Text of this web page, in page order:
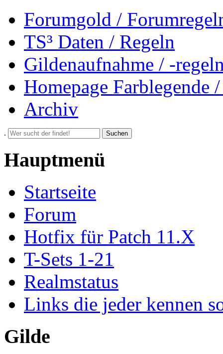
Forumgold /
TS³ Daten / Regeln
Gildenaufnahme / -
Homepage Farblegende
Archiv
. Suchen
Hauptmenü
Startseite
Forum
Hotfix für Patch 11.X
T-Sets 1-21
Realmstatus
Links die jeder kennen
Gilde